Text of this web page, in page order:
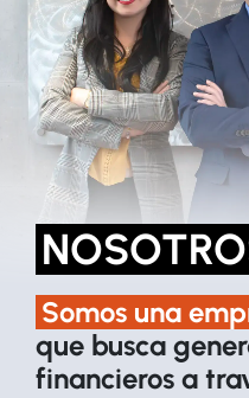
Somos una
que busca
financieros a